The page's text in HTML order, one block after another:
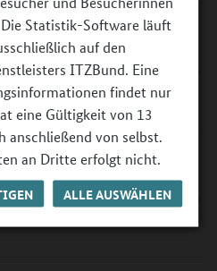
Statistik-Software läuft
auf den
ITZBund. Eine
findet nur
eine Gültigkeit von 13
anschließend von selbst.
an Dritte erfolgt nicht.
ALLE AUSWÄHLEN
2022 (Antragsrunde
2022 (Antragsrunde